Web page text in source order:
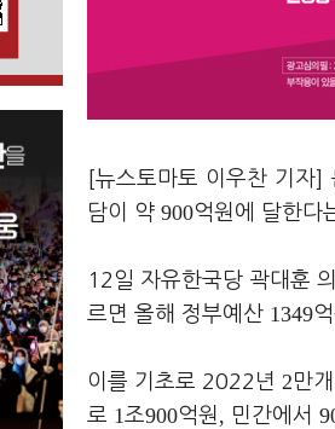
[뉴스토마토 이우찬 기자]
담이 약 900억원에 달한다
12일 자유한국당 곽대훈
르면 올해 정부예산 1349
이를 기초로 2022년 2만
로 1조900억원, 민간에서